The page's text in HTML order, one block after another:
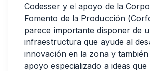
Codesser y el apoyo de la
Fomento de la Producción
parece importante disponer de
infraestructura que ayude al
innovación en la zona y
apoyo especializado a ideas que